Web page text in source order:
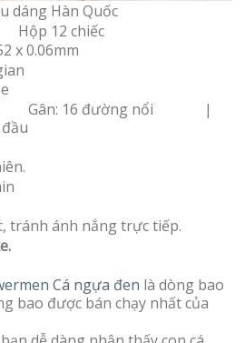
dáng Hàn Quốc
12 chiếc
0.06mm
16 đường nổi |
tránh ánh nắng trực tiếp.
Cá ngựa đen là dòng bao
bao được bán chạy nhất của